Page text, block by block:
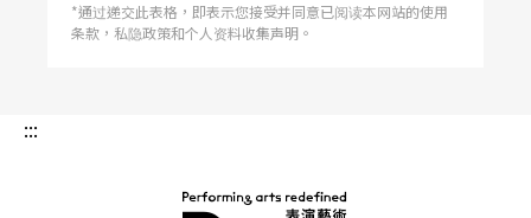
范，他从通俗歌汲取养分与生命力，而冲淡了过度
从古乐找寻音乐新定义
您在一九八〇年代初期刚踏入乐坛之际，主要是在
*通过递交此表格，即表示您接受并同意已阅读本网站的使用
条款，私隐政策和个人资料收集声明。
:::